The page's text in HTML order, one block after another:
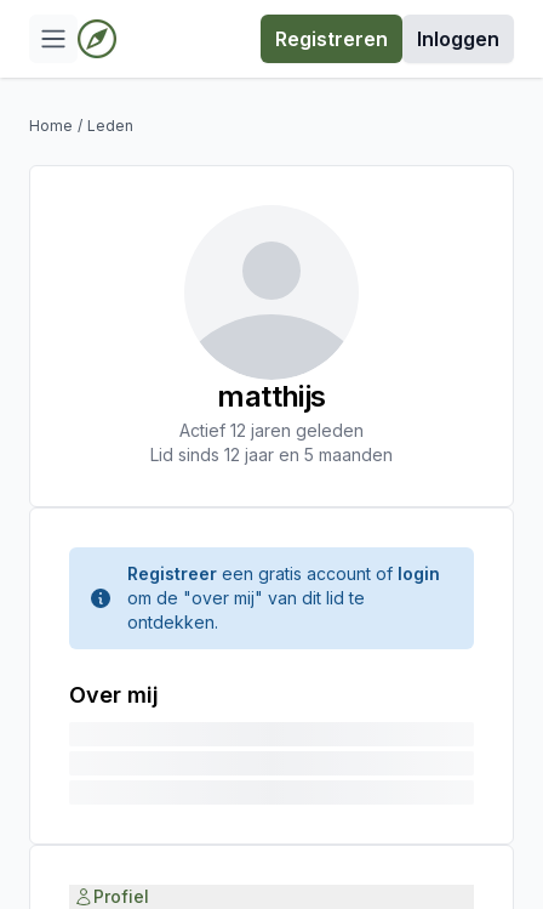
Registreren Inloggen
Home / Leden
matthijs
Actief 12 jaren geleden
Lid sinds 12 jaar en 5 maanden
Registreer een gratis account of login
om de "over mij" van dit lid te
ontdekken.
Over mij
Profiel